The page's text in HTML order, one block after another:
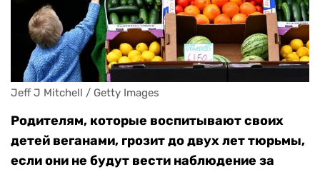
Jeff J Mitchell / Getty Images
Родителям, которые воспитывают своих
детей веганами, грозит до двух лет тюрьмы,
если они не будут вести наблюдение за